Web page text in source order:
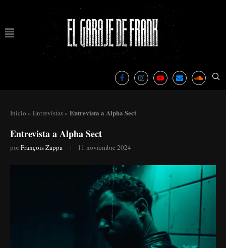
Inicio » Entrevistas » Entrevista a Alpha Sect
Entrevista a Alpha Sect
porFrançois Zappa 11 noviembre 2024